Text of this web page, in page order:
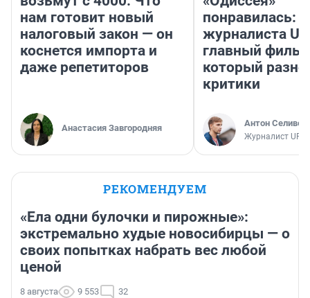
нам готовит новый
налоговый закон — он
коснется импорта и
даже репетиторов
Анастасия Завгородняя
понравилась:
журналиста
главный
который
критики
Антон
Журналист
РЕКОМЕНДУЕМ
«Ела одни булочки и пирожные»:
экстремально худые новосибирцы — о
своих попытках набрать вес любой
ценой
8 августа 9 553 32